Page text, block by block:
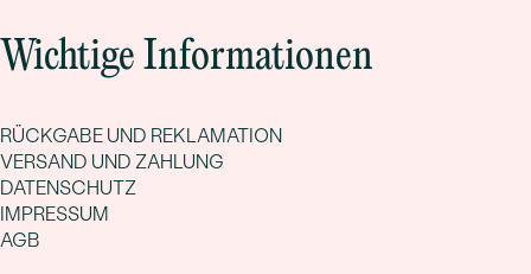
Wichtige Informationen
RÜCKGABE UND REKLAMATION
VERSAND UND ZAHLUNG
DATENSCHUTZ
IMPRESSUM
AGB